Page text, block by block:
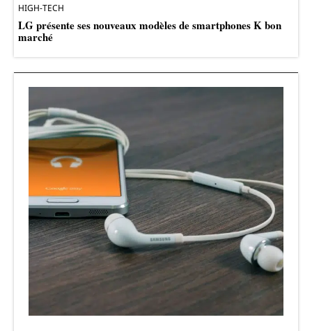
HIGH-TECH
LG présente ses nouveaux modèles de smartphones K bon
marché